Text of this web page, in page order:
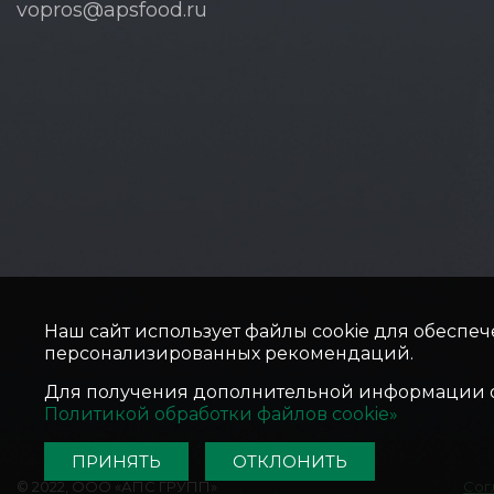
vopros@apsfood.ru
© 2022, ООО «АПС ГРУПП»
Наш сайт использует файлы cookie для
персонализированных рекомендаций.
Для получения дополнительной информации
Политикой обработки файлов cookie»
ПРИНЯТЬ ОТКЛОНИТЬ